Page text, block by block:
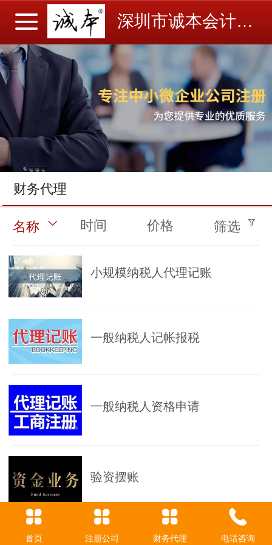
深圳市诚本会计事务所有限公司
财务代理
名称 时间 价格 筛选
小规模纳税人代理记账
一般纳税人记帐报税
一般纳税人资格申请
验资摆账
首页 注册公司 财务代理 电话咨询